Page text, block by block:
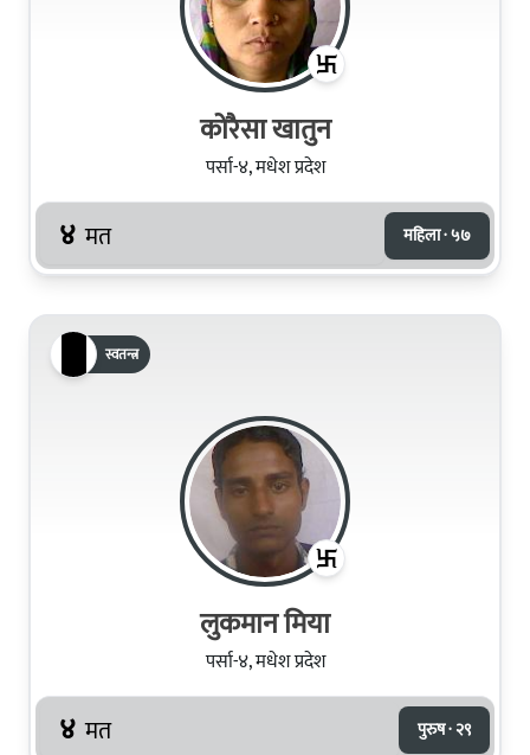
कोरैसा खातुन
पर्सा-४, मधेश प्रदेश
४ मत महिला · ५७
स्वतन्त्र
लुकमान मिया
पर्सा-४, मधेश प्रदेश
४ मत पुरुष · २९